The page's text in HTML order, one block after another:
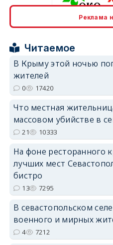
Реклама
Читаемое
В Крыму этой ночью
жителей
0 17420
Что местная
массовом убийстве в
21 10333
На фоне ресторанного
лучших мест
бистро
13 7295
В севастопольском
военного и мирных
4 7212